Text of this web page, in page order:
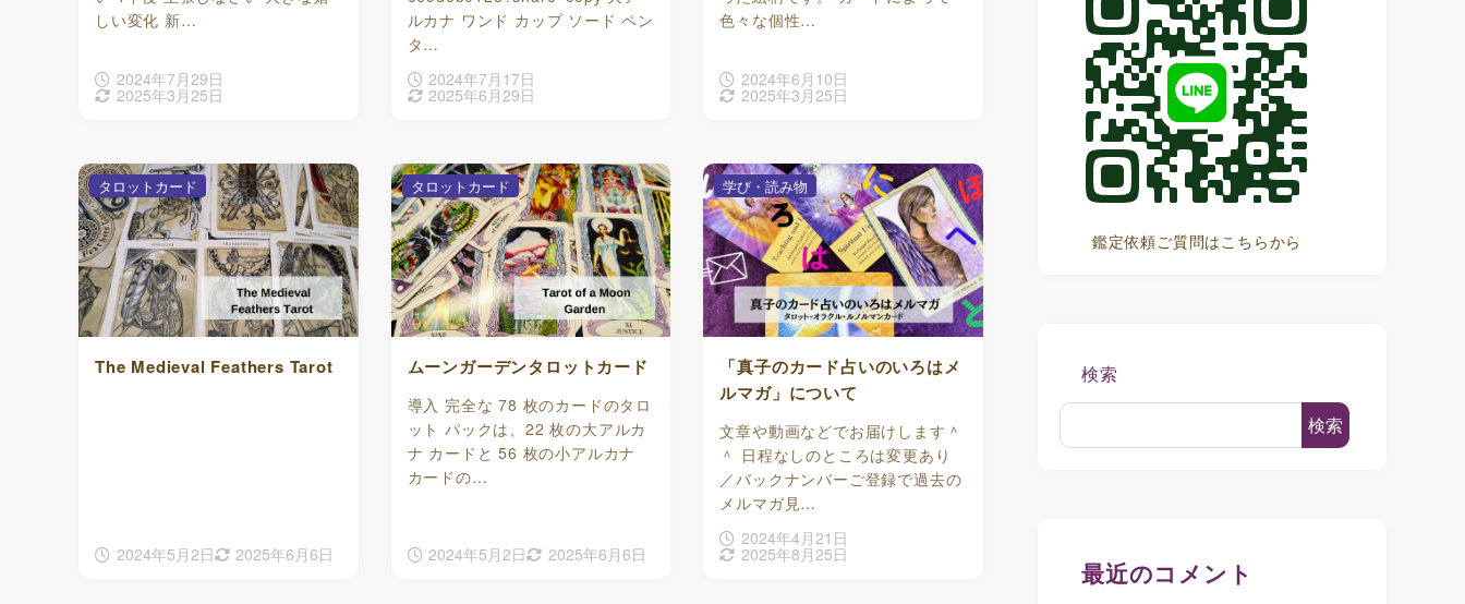
しい変化 新…
2024年7月29日
2025年3月25日
ルカナ ワンド カップ ソード ペン
タ…
2024年7月17日
2025年6月29日
色々な個性…
2024年6月10日
2025年3月25日
The Medieval Feathers Tarot
2024年5月2日 2025年6月6日
タロットカード
ムーンガーデンタロットカード
導入 完全な 78 枚のカードのタロ
ット パックは、22 枚の大アルカ
ナ カードと 56 枚の小アルカナ
カードの…
2024年5月2日 2025年6月6日
タロットカード
「真子のカード占いのいろはメ
ルマガ」について
文章や動画などでお届けします＾
＾ 日程なしのところは変更あり
／バックナンバーご登録で過去の
メルマガ見…
2024年4月21日
2025年8月25日
学び・読み物
鑑定依頼ご質問はこちらから
検索
検索
最近のコメント